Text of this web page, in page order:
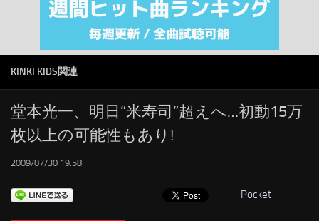
オリジナルiTunes週間トップソング
RSS
LINKS
KINKI KIDS関連
堂本光一、明日”米寿司”超えへ…初動15万
枚以上の可能性もあり!
2009/07/30 19:58
Pocket